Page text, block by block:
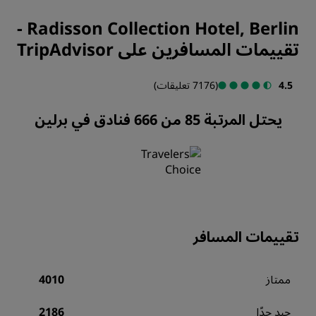
Radisson Collection Hotel, Berlin
-
تقييمات المسافرين على TripAdvisor
4.5 (7176 تعليقات)
يحتل المرتبة 85 من 666 فنادق في برلين
تقييمات المسافر
ممتاز 4010
جيد جدًا 2186